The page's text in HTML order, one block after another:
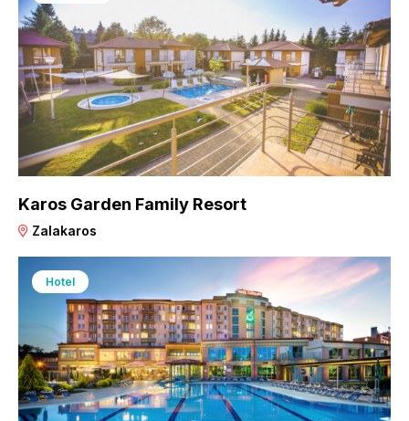
Karos Garden Family Resort
Zalakaros
Hotel